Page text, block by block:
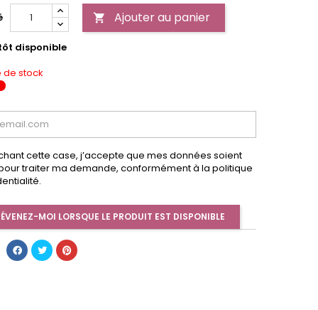
 Ajouter au panier
disponible
de stock
cette case, j’accepte que mes données soient
traiter ma demande, conformément à la politique
MOI LORSQUE LE PRODUIT EST DISPONIBLE